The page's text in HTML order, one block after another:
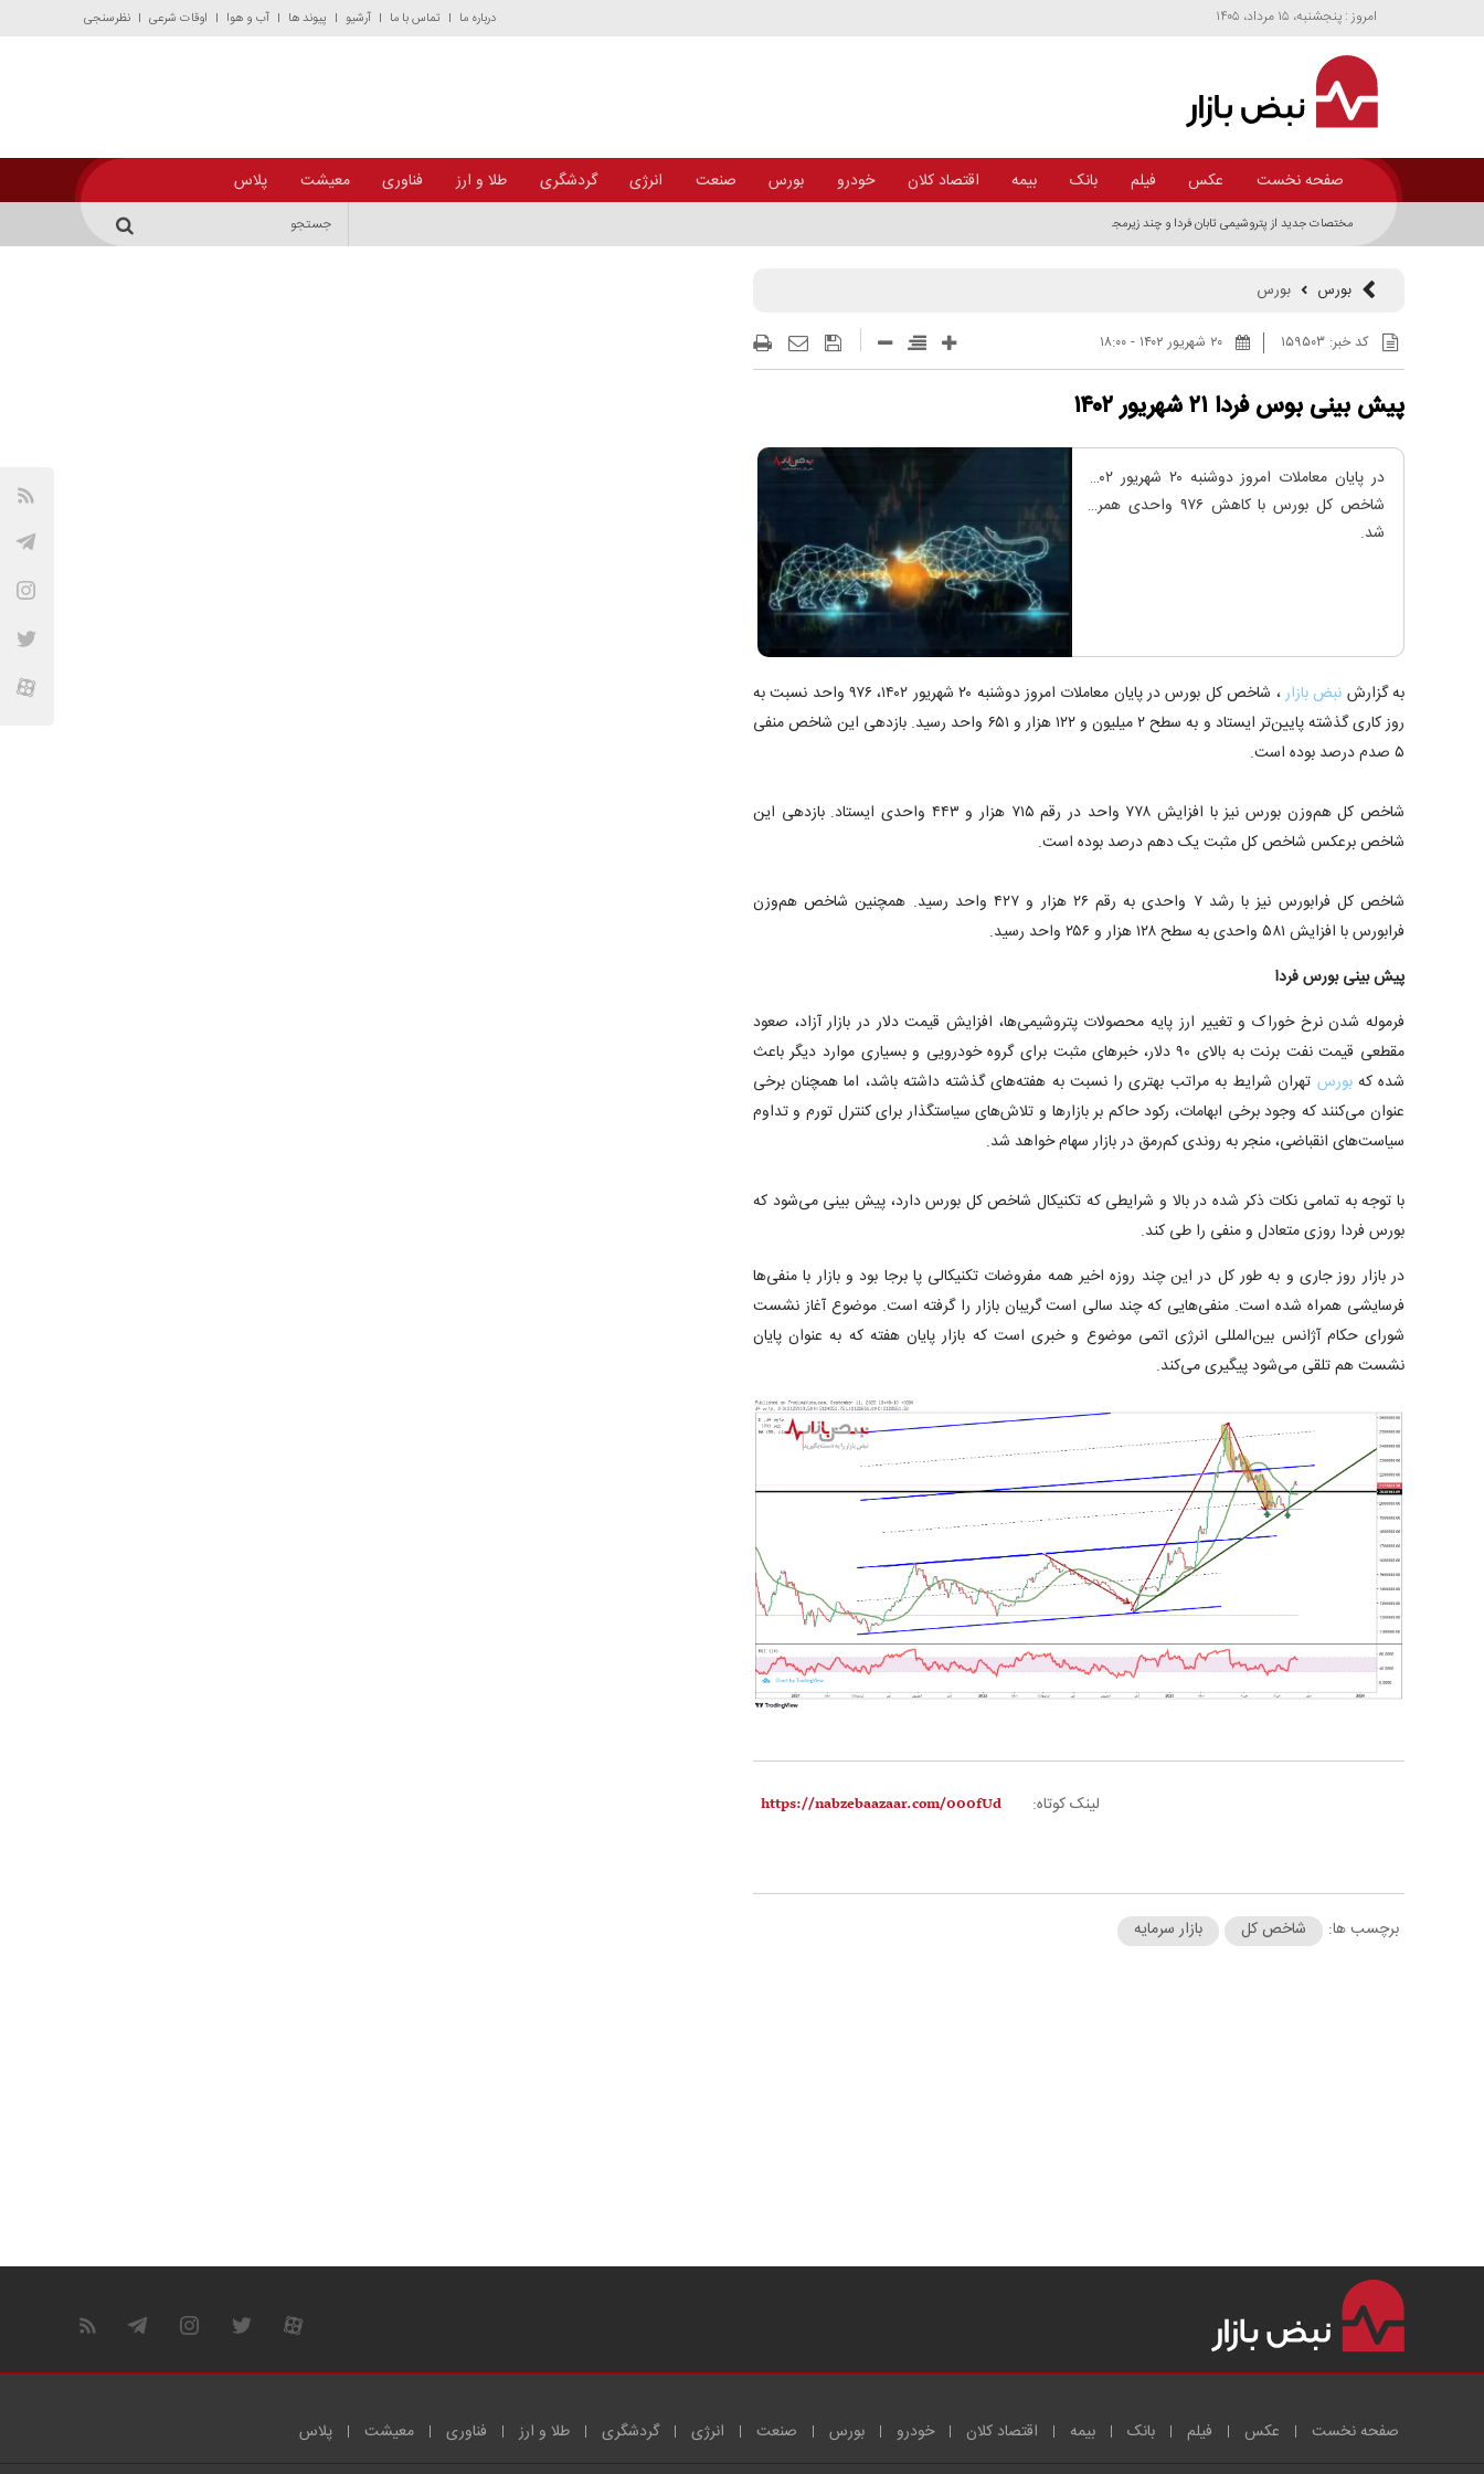
امروز : پنجشنبه، ۱۵ مرداد، ۱۴۰۵ درباره ما تماس با ما آرشیو پیوند ها آب و هوا اوقات شرعی نظرسنجی
صفحه نخست عکس فیلم بانک بیمه اقتصاد کلان خودرو بورس صنعت انرژی گردشگری طلا و ارز فناوری معیشت پلاس
مختصات جدید از پتروشیمی تابان فردا و چند زیرمجموعه مهم اهداف
بورس بورس
کد خبر:۱۵۹۵۰۳ ۲۰ شهريور ۱۴۰۲ - ۱۸:۰۰
پیش بینی بوس فردا ۲۱ شهریور ۱۴۰۲
در پایان معاملات امروز دوشنبه ۲۰ شهریور ۱۴۰۲
شاخص کل بورس با کاهش ۹۷۶ واحدی همراه
شد.
به گزارش نبض بازار
، شاخص کل بورس در پایان معاملات امروز دوشنبه ۲۰ شهریور ۱۴۰۲، ۹۷۶ واحد نسبت به
روز کاری گذشته پایین‌تر ایستاد و به سطح ۲ میلیون و ۱۲۲ هزار و ۶۵۱ واحد رسید. بازدهی این شاخص منفی
۵ صدم درصد بوده است.
شاخص کل هم‌وزن بورس نیز با افزایش ۷۷۸ واحد در رقم ۷۱۵ هزار و ۴۴۳ واحدی ایستاد. بازدهی این
شاخص برعکس شاخص کل مثبت یک دهم درصد بوده است.
شاخص کل فرابورس نیز با رشد ۷ واحدی به رقم ۲۶ هزار و ۴۲۷ واحد رسید. همچنین شاخص هم‌وزن
فرابورس با افزایش ۵۸۱ واحدی به سطح ۱۲۸ هزار و ۲۵۶ واحد رسید.
پیش بینی بورس فردا
فرموله شدن نرخ خوراک و تغییر ارز پایه محصولات پتروشیمی‌ها، افزایش قیمت دلار در بازار آزاد، صعود
مقطعی قیمت نفت برنت به بالای ۹۰ دلار، خبر‌های مثبت برای گروه خودرویی و بسیاری موارد دیگر باعث
شده کهبورس تهران شرایط به مراتب بهتری را نسبت به هفته‌های گذشته داشته باشد، اما همچنان برخی
عنوان می‌کنند که وجود برخی ابهامات، رکود حاکم بر بازار‌ها و تلاش‌های سیاستگذار برای کنترل تورم و تداوم
سیاست‌های انقباضی، منجر به روندی کم‌رمق در بازار سهام خواهد شد.
با توجه به تمامی نکات ذکر شده در بالا و شرایطی که تکنیکال شاخص کل بورس دارد، پیش بینی می‌شود که
بورس فردا روزی متعادل و منفی را طی کند.
در بازار روز جاری و به طور کل در این چند روزه اخیر همه مفروضات تکنیکالی پا برجا بود و بازار با منفی‌ها
فرسایشی همراه شده است. منفی‌هایی که چند سالی است گریبان بازار را گرفته است. موضوع آغاز نشست
شورای حکام آژانس بین‌المللی انرژی اتمی موضوع و خبری است که بازار پایان هفته که به عنوان پایان
نشست هم تلقی می‌شود پیگیری می‌کند.
لینک کوتاه:
برچسب ها: شاخص کل بازار سرمایه
صفحه نخست عکس فیلم بانک بیمه اقتصاد کلان خودرو بورس صنعت انرژی گردشگری طلا و ارز فناوری معیشت پلاس